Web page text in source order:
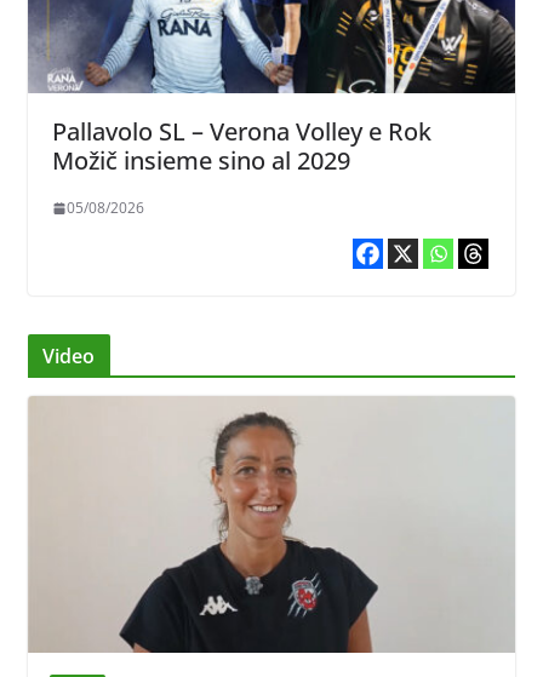
Pallavolo SL – Verona Volley e Rok
Možič insieme sino al 2029
05/08/2026
Video